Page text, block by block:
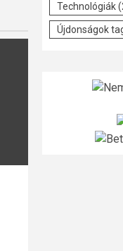
Technológiák
Újdonságok